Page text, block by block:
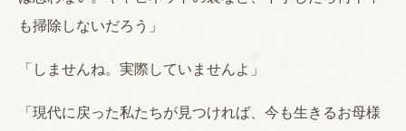
も掃除しないだろう」
「しませんね。実際していませんよ」
「現代に戻った私たちが見つければ、今も生きるお母様